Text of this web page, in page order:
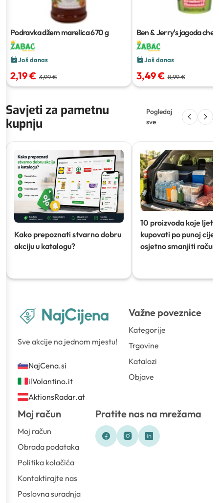
Podravka džem marelica670 g
Još danas
2,19 € 3,99 €
Ben & Jerry's jagoda
465 ml
Još danas
3,49 € 8,99 €
Savjeti za pametnu
kupnju
Pogledaj
sve
Kako prepoznati stvarno dobru
akciju u katalogu?
10 proizvoda koje ljeti
kupovati po punoj
osjetno smanjiti račun)
Sve akcije na jednom mjestu!
NajCena.si
ilVolantino.it
AktionsRadar.at
Važne poveznice
Kategorije
Trgovine
Katalozi
Objave
Moj račun
Moj račun
Obrada podataka
Politika kolačića
Kontaktirajte nas
Poslovna suradnja
Pratite nas na mrežama